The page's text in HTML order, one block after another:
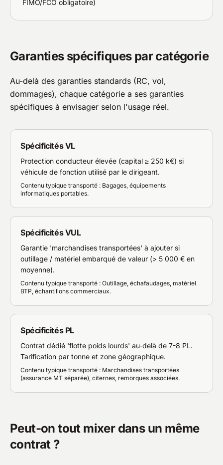
FIMO/FCO obligatoire)
Garanties spécifiques par catégorie
Au-delà des garanties standards (RC, vol,
dommages), chaque catégorie a ses garanties
spécifiques à envisager selon l'usage réel.
Spécificités VL
Protection conducteur élevée (capital ≥ 250 k€) si
véhicule de fonction utilisé par le dirigeant.
Contenu typique transporté : Bagages, équipements
informatiques portables.
Spécificités VUL
Garantie 'marchandises transportées' à ajouter si
outillage / matériel embarqué de valeur (> 5 000 € en
moyenne).
Contenu typique transporté : Outillage, échafaudages, matériel
BTP, échantillons commerciaux.
Spécificités PL
Contrat dédié 'flotte poids lourds' au-delà de 7-8 PL.
Tarification par tonne et zone géographique.
Contenu typique transporté : Marchandises transportées
(assurance MT séparée), citernes, remorques associées.
Peut-on tout mixer dans un même
contrat ?